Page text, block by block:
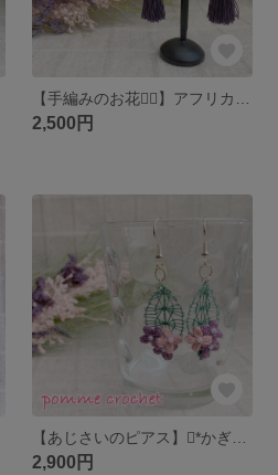
2,500円
2,900円